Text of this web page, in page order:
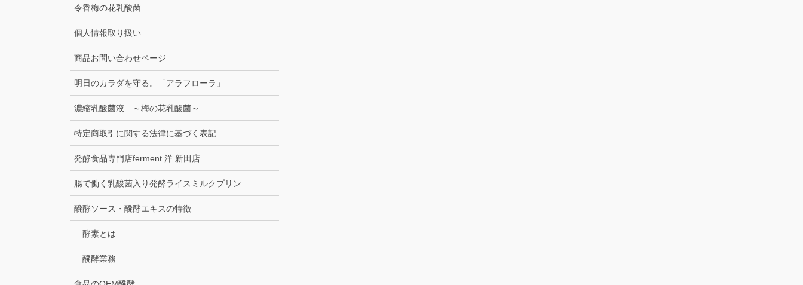
令香梅の花乳酸菌
個人情報取り扱い
商品お問い合わせページ
明日のカラダを守る。「アラフローラ」
濃縮乳酸菌液 ～梅の花乳酸菌～
特定商取引に関する法律に基づく表記
発酵食品専門店ferment.洋 新田店
腸で働く乳酸菌入り発酵ライスミルクプリン
醗酵ソース・醗酵エキスの特徴
酵素とは
醗酵業務